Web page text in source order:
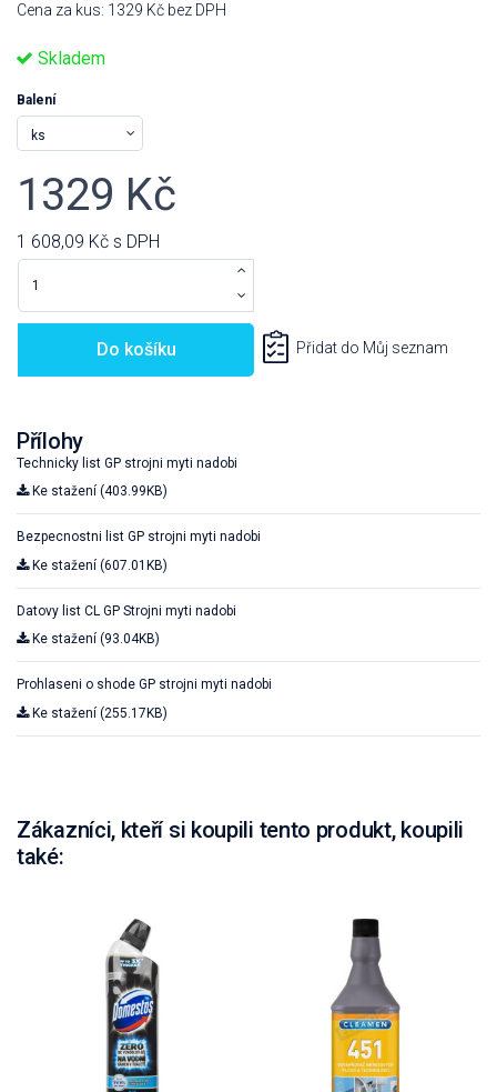
Cena za kus: 1329 Kč bez DPH
Skladem
Balení
1329 Kč
1 608,09 Kč s DPH
Do košíku Přidat do Můj seznam
Přílohy
Technicky list GP strojni myti nadobi
Ke stažení (403.99KB)
Bezpecnostni list GP strojni myti nadobi
Ke stažení (607.01KB)
Datovy list CL GP Strojni myti nadobi
Ke stažení (93.04KB)
Prohlaseni o shode GP strojni myti nadobi
Ke stažení (255.17KB)
Zákazníci, kteří si koupili tento produkt, koupili
také: